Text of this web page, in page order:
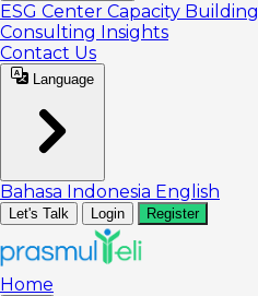
ESG Center Capacity Building
Consulting Insights
Contact Us
Language
Bahasa Indonesia English
Let's Talk Login Register
Home